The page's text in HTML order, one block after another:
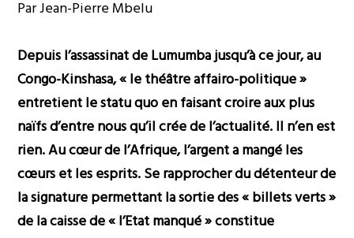
Par Jean-Pierre Mbelu
Depuis l’assassinat de Lumumba jusqu’à ce jour, au
Congo-Kinshasa, « le théâtre affairo-politique »
entretient le statu quo en faisant croire aux plus
naïfs d’entre nous qu’il crée de l’actualité. Il n’en est
rien. Au cœur de l’Afrique, l’argent a mangé les
cœurs et les esprits. Se rapprocher du détenteur de
la signature permettant la sortie des « billets verts »
de la caisse de « l’Etat manqué » constitue